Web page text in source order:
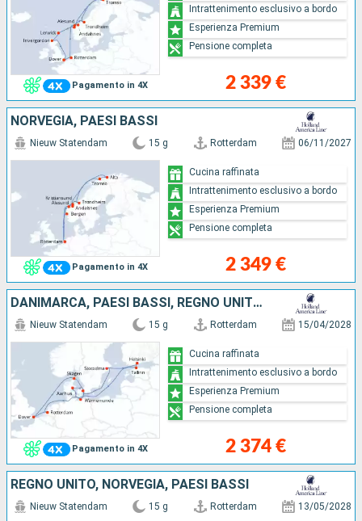
Pagamento in 4X 2 339 €
Intrattenimento esclusivo a bordo
Esperienza Premium
Pensione completa
NORVEGIA, PAESI BASSI
Pagamento in 4X
Nieuw Statendam 15 g Rotterdam 06/11/2027
2 349 €
Cucina raffinata
Intrattenimento esclusivo a bordo
Esperienza Premium
Pensione completa
DANIMARCA, PAESI BASSI, REGNO UNITO, ESTONIA, GERMANIA, SVEZIA, FINLANDIA
Pagamento in 4X
Nieuw Statendam 15 g Rotterdam 15/04/2028
2 374 €
Cucina raffinata
Intrattenimento esclusivo a bordo
Esperienza Premium
Pensione completa
REGNO UNITO, NORVEGIA, PAESI BASSI
Nieuw Statendam 15 g Rotterdam 13/05/2028